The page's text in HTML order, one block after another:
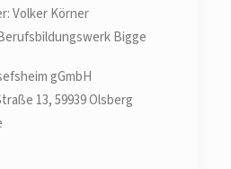
Volker Körner
Bigge
gGmbH
13, 59939 Olsberg